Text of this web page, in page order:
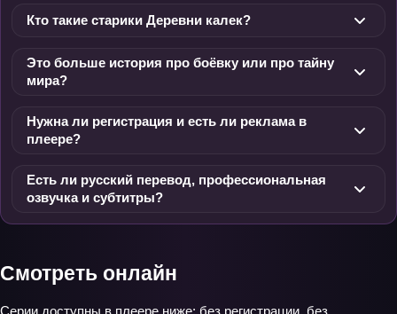
Кто такие старики Деревни калек?
Это больше история про боёвку или про тайну
мира?
Нужна ли регистрация и есть ли реклама в
плеере?
Есть ли русский перевод, профессиональная
озвучка и субтитры?
Смотреть онлайн